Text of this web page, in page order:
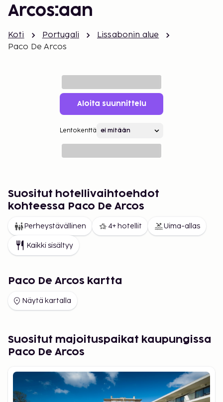
Arcos:aan
Koti Portugali
Lissabonin alue
Paco De Arcos
Aloita suunnittelu
Lentokenttä
Suositut hotellivaihtoehdot
kohteessa Paco De Arcos
Perheystävällinen 4+ hotellit Uima-allas
Kaikki sisältyy
Paco De Arcos kartta
Näytä kartalla
Suositut majoituspaikat kaupungissa
Paco De Arcos